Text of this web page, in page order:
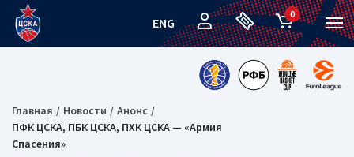
ENG
0
Главная Новости
Анонс
ПФК ЦСКА, ПБК ЦСКА, ПХК ЦСКА — «Армия
Спасения»